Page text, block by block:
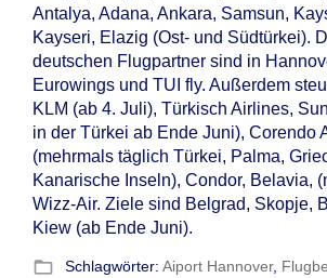
Antalya, Adana, Ankara, Samsun,
Kayseri, Elazig (Ost- und Südtürkei).
deutschen Flugpartner sind in
Eurowings und TUI fly. Außerdem
KLM (ab 4. Juli), Türkisch Airlines,
in der Türkei ab Ende Juni), Corendo
(mehrmals täglich Türkei, Palma,
Kanarische Inseln), Condor, Belavia,
Wizz-Air. Ziele sind Belgrad, Skopje,
Kiew (ab Ende Juni).
folder_open Schlagwörter: Aiport Hannover,